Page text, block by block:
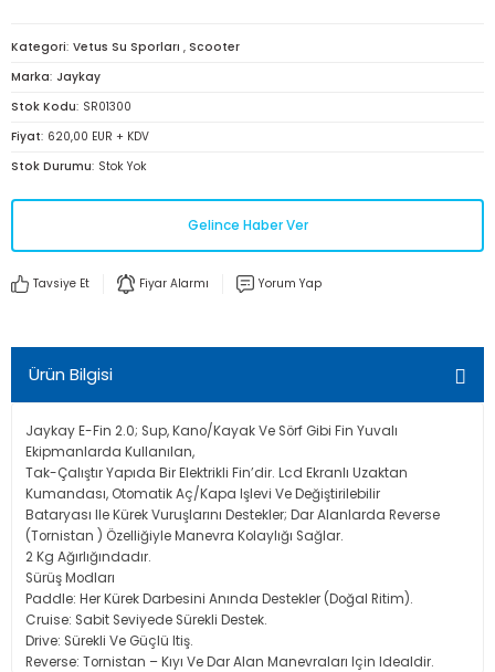
Kategori Vetus Su Sporları , Scooter
Marka Jaykay
Stok Kodu SR01300
Fiyat 620,00 EUR + KDV
Stok Durumu Stok Yok
Gelince Haber Ver
Tavsiye Et Fiyar Alarmı Yorum Yap
Ürün Bilgisi
Jaykay E-Fin 2.0; Sup, Kano/Kayak Ve Sörf Gibi Fin Yuvalı
Ekipmanlarda Kullanılan,
Tak-Çalıştır Yapıda Bir Elektrikli Fin’dir. Lcd Ekranlı Uzaktan
Kumandası, Otomatik Aç/Kapa Işlevi Ve Değiştirilebilir
Bataryası Ile Kürek Vuruşlarını Destekler; Dar Alanlarda Reverse
(Tornistan ) Özelliğiyle Manevra Kolaylığı Sağlar.
2 Kg Ağırlığındadır.
Sürüş Modları
Paddle: Her Kürek Darbesini Anında Destekler (Doğal Ritim).
Cruise: Sabit Seviyede Sürekli Destek.
Drive: Sürekli Ve Güçlü Itiş.
Reverse: Tornistan – Kıyı Ve Dar Alan Manevraları Için Idealdir.